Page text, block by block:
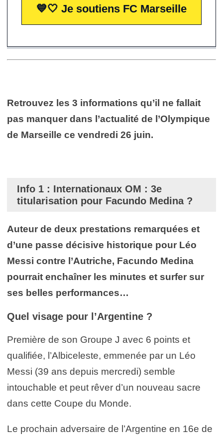
💙🤍 Je soutiens FC Marseille
Retrouvez les 3 informations qu’il ne fallait
pas manquer dans l’actualité de l’Olympique
de Marseille ce vendredi 26 juin.
Info 1 : Internationaux OM : 3e
titularisation pour Facundo Medina ?
Auteur de deux prestations remarquées et
d’une passe décisive historique pour Léo
Messi contre l’Autriche, Facundo Medina
pourrait enchaîner les minutes et surfer sur
ses belles performances…
Quel visage pour l’Argentine ?
Première de son Groupe J avec 6 points et
qualifiée, l’Albiceleste, emmenée par un Léo
Messi (39 ans depuis mercredi) semble
intouchable et peut rêver d’un nouveau sacre
dans cette Coupe du Monde.
Le prochain adversaire de l’Argentine en 16e de